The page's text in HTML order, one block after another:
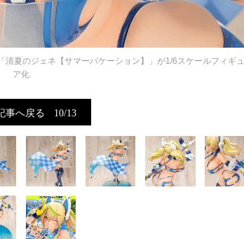
夏のジェネ【サマーバケーション】」が1/6スケールフィギュ
ア化
事へ戻る 10/13